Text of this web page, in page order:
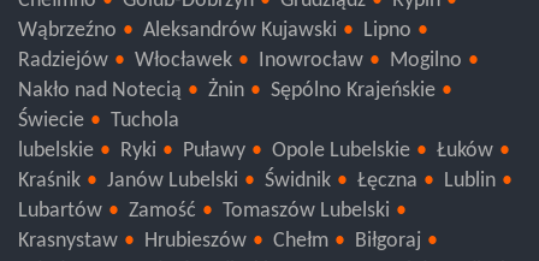
Chełmno Golub-Dobrzyń Grudziądz
Rypin
Wąbrzeźno
Aleksandrów Kujawski
Lipno
Radziejów
Włocławek Inowrocław
Mogilno
Nakło nad Notecią
Żnin
Sępólno Krajeńskie
Świecie
Tuchola
lubelskie
Ryki Puławy Opole Lubelskie
Łuków
Kraśnik
Janów Lubelski Świdnik Łęczna
Lublin
Lubartów
Zamość
Tomaszów Lubelski
Krasnystaw
Hrubieszów Chełm
Biłgoraj